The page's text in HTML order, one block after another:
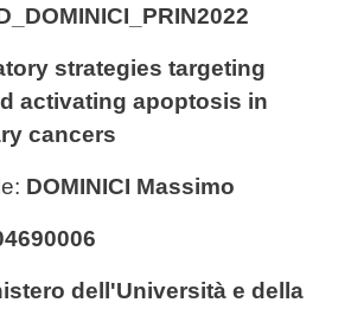
strategies targeting
activating apoptosis in
cancers
DOMINICI Massimo
dell'Università e della